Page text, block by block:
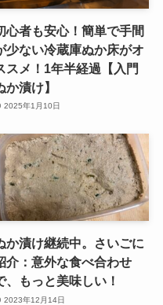
心者も安心！簡単で手間
少ない冷蔵庫ぬか床がオ
スメ！1年半経過【入門
か漬け】
2025年1月10日
か漬け継続中。さいごに
介：意外な食べ合わせ
、もっと美味しい！
2023年12月14日